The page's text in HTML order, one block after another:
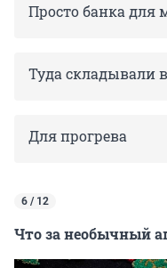
Просто банка для
Туда складывали
Для прогрева
6 / 12
Что за необычный